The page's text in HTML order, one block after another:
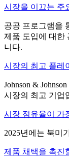
시장을 이끄는 주
공공 프로그램을
제품 도입에 대한
니다.
시장의 최고 플레
Johnson &
시장의 최고 기업
시장 점유율이 가
2025년에는 북미
제품 채택을 촉진